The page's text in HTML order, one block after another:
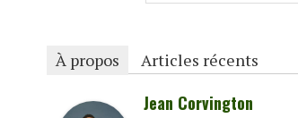
À propos Articles récents
Jean Corvington